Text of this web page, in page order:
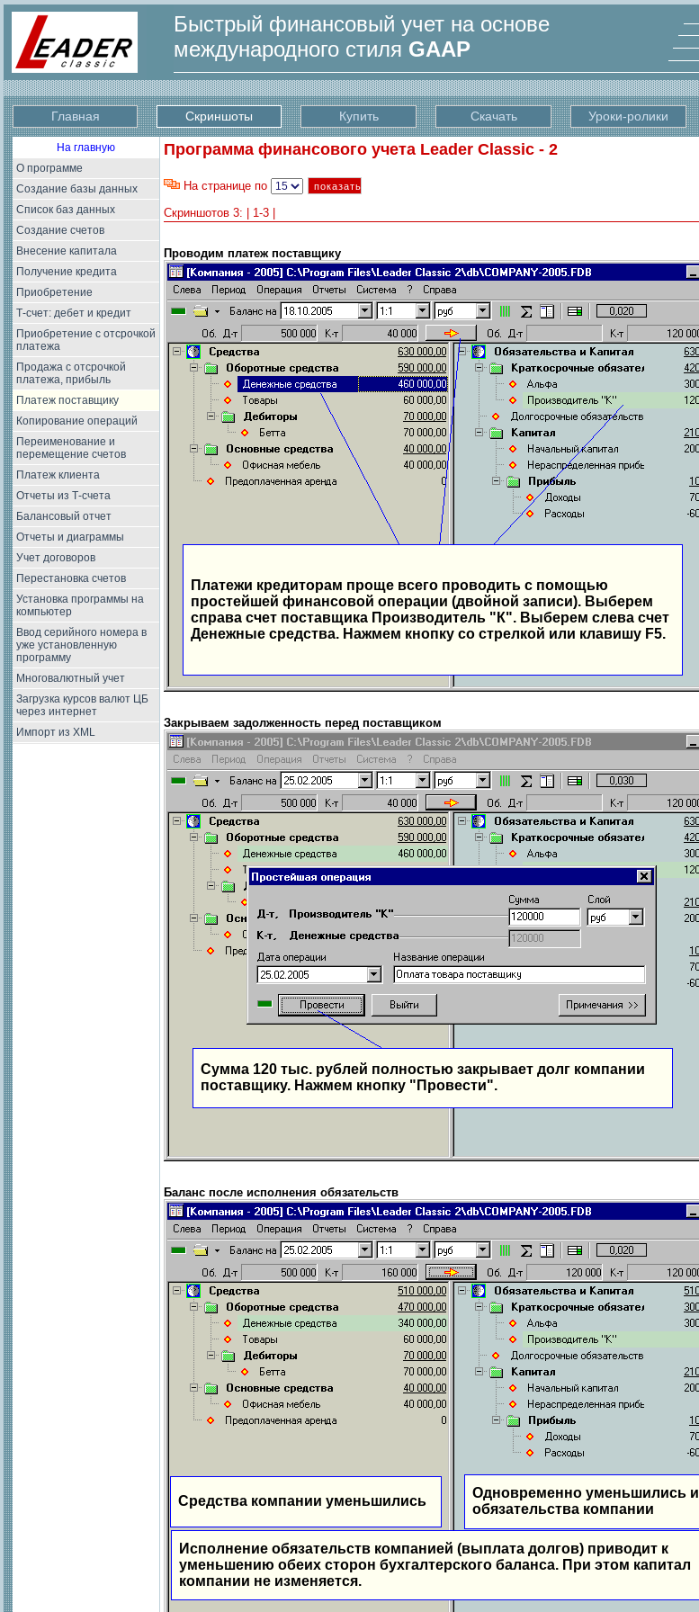
Быстрый финансовый учет на основе
международного стиля GAAP
Главная Скриншоты Купить Скачать Уроки-ролики
На главную
О программе
Создание базы данных
Список баз данных
Создание счетов
Внесение капитала
Получение кредита
Приобретение
Т-счет: дебет и кредит
Приобретение с отсрочкой
платежа
Продажа с отсрочкой
платежа, прибыль
Платеж поставщику
Копирование операций
Переименование и
перемещение счетов
Платеж клиента
Отчеты из Т-счета
Балансовый отчет
Отчеты и диаграммы
Учет договоров
Перестановка счетов
Установка программы на
компьютер
Ввод серийного номера в
уже установленную
программу
Многовалютный учет
Загрузка курсов валют ЦБ
через интернет
Импорт из XML
Программа финансового учета Leader Classic - 2
На странице по
Скриншотов 3: | 1-3 |
Проводим платеж поставщику
Платежи кредиторам проще всего проводить с помощью
простейшей финансовой операции (двойной записи). Выберем
справа счет поставщика Производитель "К". Выберем слева счет
Денежные средства. Нажмем кнопку со стрелкой или клавишу F5.
Закрываем задолженность перед поставщиком
Сумма 120 тыс. рублей полностью закрывает долг компании
поставщику. Нажмем кнопку "Провести".
Баланс после исполнения обязательств
Одновременно уменьшились и
обязательства компании
Средства компании уменьшились
Исполнение обязательств компанией (выплата долгов) приводит к
уменьшению обеих сторон бухгалтерского баланса. При этом капитал
компании не изменяется.